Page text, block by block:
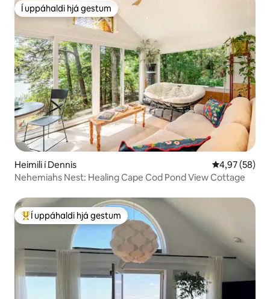
Í uppáhaldi hjá gestum
Í uppáhaldi hjá gestum
Heimili í Dennis 4,97 af 5 í
4,97 (58)
Nehemiahs Nest: Healing Cape Cod Pond View Cottage
Í mestu uppáhaldi hjá gestum
Í uppáhaldi hjá gestum